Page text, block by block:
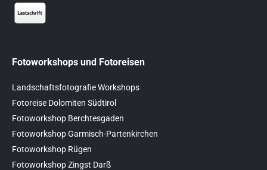
Fotoworkshops und Fotoreisen
Landschaftsfotografie Workshops
Fotoreise Dolomiten Südtirol
Fotoworkshop Berchtesgaden
Fotoworkshop Garmisch-Partenkirchen
Fotoworkshop Rügen
Fotoworkshop Zingst Darß